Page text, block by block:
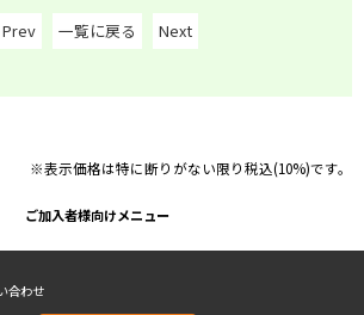
Prev 一覧に戻る Next
※表示価格は特に断りがない限り税込(10%)です。
ご加入者様向けメニュー
合わせ